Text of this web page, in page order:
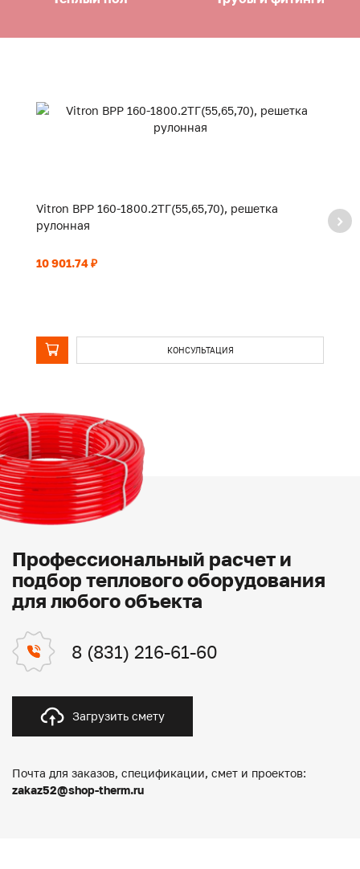
Vitron ВРР 160-1800.2ТГ(55,65,70), решетка
рулонная
10 901.74 ₽
КОНСУЛЬТАЦИЯ
Профессиональный расчет и
подбор теплового оборудования
для любого объекта
8 (831) 216-61-60
Загрузить смету
Почта для заказов, спецификации, смет и проектов:
zakaz52@shop-therm.ru